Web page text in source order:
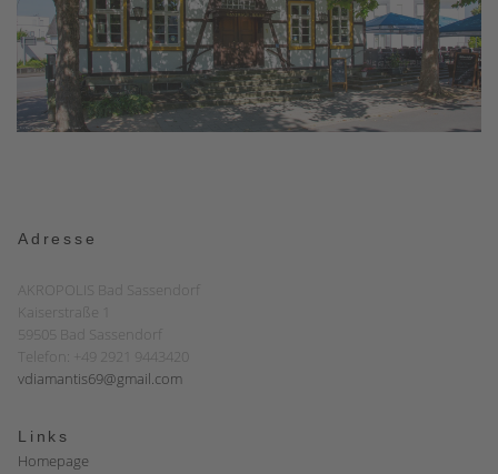
Adresse
AKROPOLIS Bad Sassendorf
Kaiserstraße 1
59505 Bad Sassendorf
Telefon: +49 2921 9443420
vdiamantis69@gmail.com
Links
Homepage